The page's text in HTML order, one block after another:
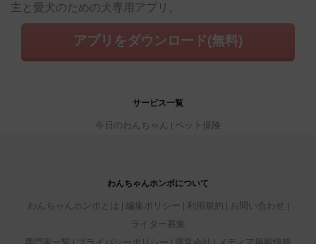
主と愛犬のための犬専用アプリ。
アプリをダウンロード(無料)
サービス一覧
今日のわんちゃん ペット保険
わんちゃんホンポについて
わんちゃんホンポとは 編集ポリシー 利用規約
お問い合わせ
ライター募集